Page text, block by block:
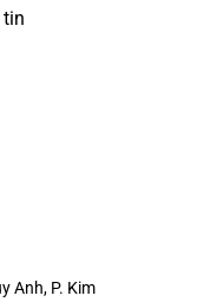
tin
Anh, P. Kim